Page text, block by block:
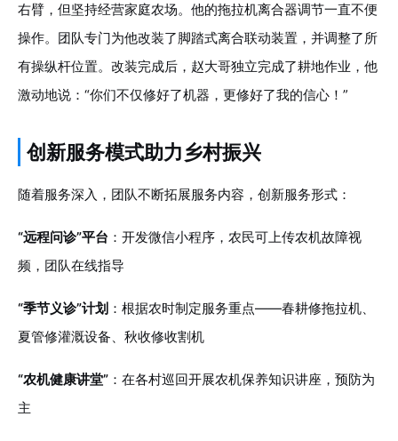
右臂，但坚持经营家庭农场。他的拖拉机离合器调节一直不便
操作。团队专门为他改装了脚踏式离合联动装置，并调整了所
有操纵杆位置。改装完成后，赵大哥独立完成了耕地作业，他
激动地说：“你们不仅修好了机器，更修好了我的信心！”
创新服务模式助力乡村振兴
随着服务深入，团队不断拓展服务内容，创新服务形式：
“远程问诊”平台 ：开发微信小程序，农民可上传农机故障视
频，团队在线指导
“季节义诊”计划 ：根据农时制定服务重点——春耕修拖拉机、
夏管修灌溉设备、秋收修收割机
“农机健康讲堂” ：在各村巡回开展农机保养知识讲座，预防为
主